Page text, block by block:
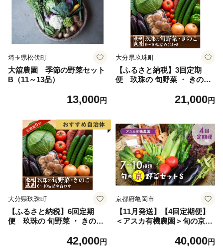
埼玉県松伏町
大舘農園 季節の野菜セット
B（11～13品）
13,000円
大分県玖珠町
【ふるさと納税】3回定期
便 玖珠の 旬野菜 ・ きのこ
玖珠町 野菜 きのこ 旬 定期便
21,000円
大分県玖珠町
【ふるさと納税】6回定期
便 玖珠の 旬野菜 ・ きのこ
玖珠町 野菜 きのこ 旬 定期便
42,000円
京都府亀岡市
【11月発送】【4回定期便】
＜アスカ有機農園＞旬の京野
《定期便 野菜 やさい セット
40,000円